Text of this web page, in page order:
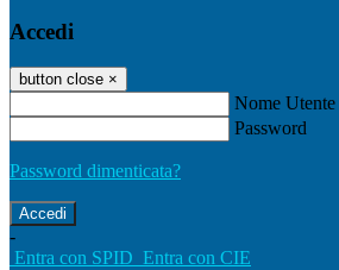
Accedi
button close ×
Nome Utente
Password
Password dimenticata?
-
Entra con SPID Entra con CIE